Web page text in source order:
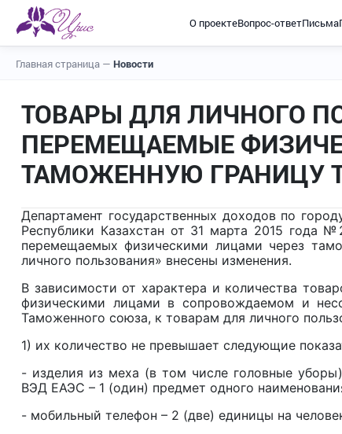
О проектеВопрос-ответПисьма
Главная страница — Новости
ТОВАРЫ ДЛЯ ЛИЧНОГО
ПЕРЕМЕЩАЕМЫЕ
ТАМОЖЕННУЮ ГРАНИЦУ
Департамент государственных доходов по
Республики Казахстан от 31 марта 2015 года
перемещаемых физическими лицами через
личного пользования» внесены изменения.
В зависимости от характера и количества
физическими лицами в сопровождаемом и
Таможенного союза, к товарам для личного
1) их количество не превышает следующие
- изделия из меха (в том числе головные
ВЭД ЕАЭС – 1 (один) предмет одного
- мобильный телефон – 2 (две) единицы на